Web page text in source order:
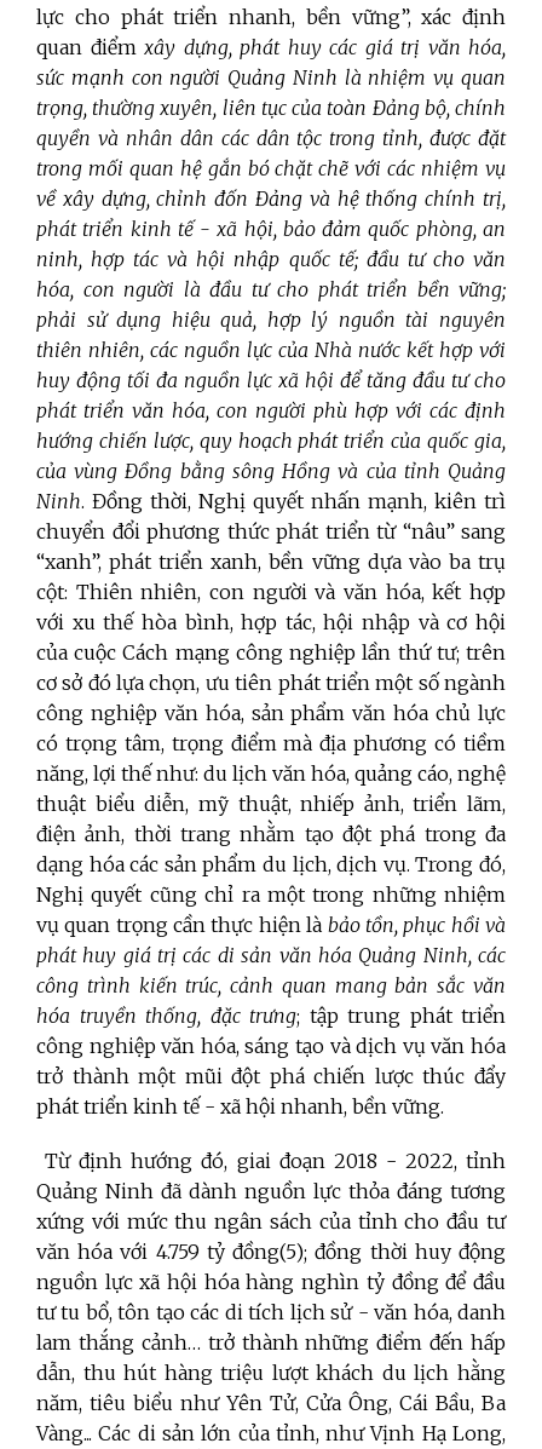
lực cho phát triển nhanh, bền vững”, xác định
quan điểm xây dựng, phát huy các giá trị văn hóa,
sức mạnh con người Quảng Ninh là nhiệm vụ quan
trọng, thường xuyên, liên tục của toàn Đảng bộ, chính
quyền và nhân dân các dân tộc trong tỉnh, được đặt
trong mối quan hệ gắn bó chặt chẽ với các nhiệm vụ
về xây dựng, chỉnh đốn Đảng và hệ thống chính trị,
phát triển kinh tế - xã hội, bảo đảm quốc phòng, an
ninh, hợp tác và hội nhập quốc tế; đầu tư cho văn
hóa, con người là đầu tư cho phát triển bền vững;
phải sử dụng hiệu quả, hợp lý nguồn tài nguyên
thiên nhiên, các nguồn lực của Nhà nước kết hợp với
huy động tối đa nguồn lực xã hội để tăng đầu tư cho
phát triển văn hóa, con người phù hợp với các định
hướng chiến lược, quy hoạch phát triển của quốc gia,
của vùng Đồng bằng sông Hồng và của tỉnh Quảng
Ninh. Đồng thời, Nghị quyết nhấn mạnh, kiên trì
chuyển đổi phương thức phát triển từ “nâu” sang
“xanh”, phát triển xanh, bền vững dựa vào ba trụ
cột: Thiên nhiên, con người và văn hóa, kết hợp
với xu thế hòa bình, hợp tác, hội nhập và cơ hội
của cuộc Cách mạng công nghiệp lần thứ tư; trên
cơ sở đó lựa chọn, ưu tiên phát triển một số ngành
công nghiệp văn hóa, sản phẩm văn hóa chủ lực
có trọng tâm, trọng điểm mà địa phương có tiềm
năng, lợi thế như: du lịch văn hóa, quảng cáo, nghệ
thuật biểu diễn, mỹ thuật, nhiếp ảnh, triển lãm,
điện ảnh, thời trang nhằm tạo đột phá trong đa
dạng hóa các sản phẩm du lịch, dịch vụ. Trong đó,
Nghị quyết cũng chỉ ra một trong những nhiệm
vụ quan trọng cần thực hiện là bảo tồn, phục hồi và
phát huy giá trị các di sản văn hóa Quảng Ninh, các
công trình kiến trúc, cảnh quan mang bản sắc văn
hóa truyền thống, đặc trưng; tập trung phát triển
công nghiệp văn hóa, sáng tạo và dịch vụ văn hóa
trở thành một mũi đột phá chiến lược thúc đẩy
phát triển kinh tế - xã hội nhanh, bền vững.
Từ định hướng đó, giai đoạn 2018 - 2022, tỉnh
Quảng Ninh đã dành nguồn lực thỏa đáng tương
xứng với mức thu ngân sách của tỉnh cho đầu tư
văn hóa với 4.759 tỷ đồng(5); đồng thời huy động
nguồn lực xã hội hóa hàng nghìn tỷ đồng để đầu
tư tu bổ, tôn tạo các di tích lịch sử - văn hóa, danh
lam thắng cảnh… trở thành những điểm đến hấp
dẫn, thu hút hàng triệu lượt khách du lịch hằng
năm, tiêu biểu như Yên Tử, Cửa Ông, Cái Bầu, Ba
Vàng... Các di sản lớn của tỉnh, như Vịnh Hạ Long,